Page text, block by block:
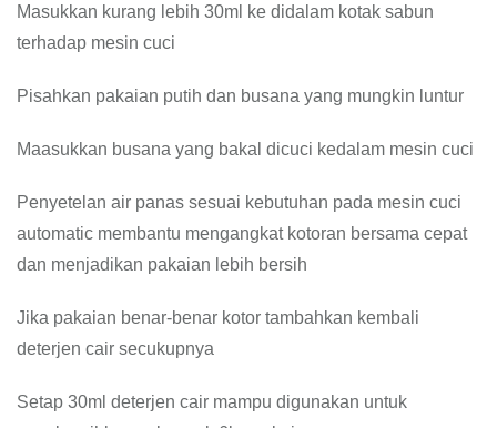
Masukkan kurang lebih 30ml ke didalam kotak sabun
terhadap mesin cuci
Pisahkan pakaian putih dan busana yang mungkin luntur
Maasukkan busana yang bakal dicuci kedalam mesin cuci
Penyetelan air panas sesuai kebutuhan pada mesin cuci
automatic membantu mengangkat kotoran bersama cepat
dan menjadikan pakaian lebih bersih
Jika pakaian benar-benar kotor tambahkan kembali
deterjen cair secukupnya
Setap 30ml deterjen cair mampu digunakan untuk